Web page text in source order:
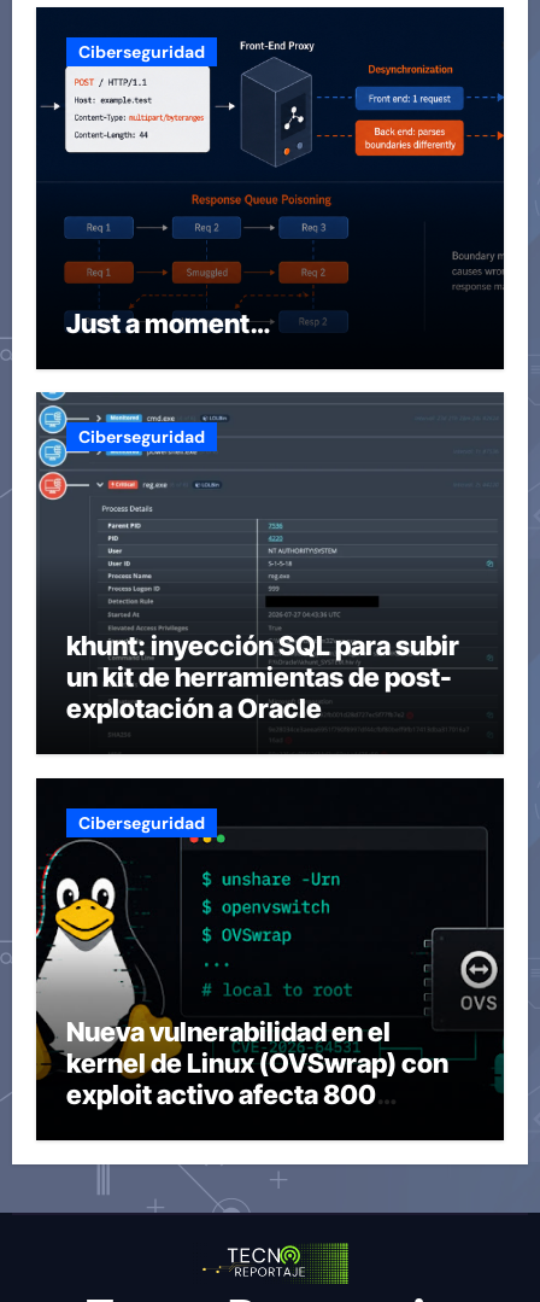
Ciberseguridad
Just a moment…
Ciberseguridad
khunt: inyección SQL para subir
un kit de herramientas de post-
explotación a Oracle
Ciberseguridad
Nueva vulnerabilidad en el
kernel de Linux (OVSwrap) con
exploit activo afecta 800